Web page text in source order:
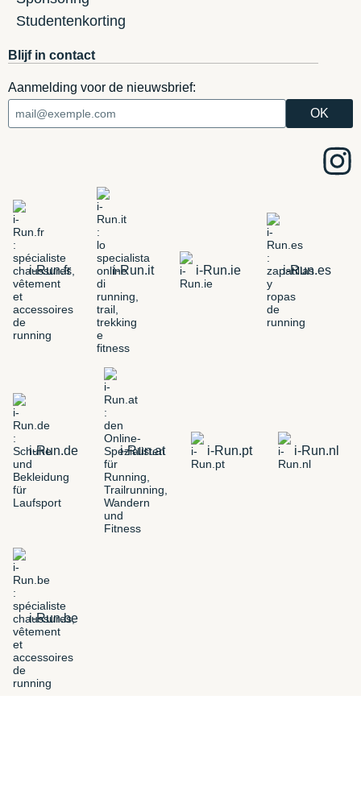
Studentenkorting
Blijf in contact
Aanmelding voor de nieuwsbrief:
i-Run.fr i-Run.it i-Run.ie i-Run.es
i-Run.de i-Run.at i-Run.pt i-Run.nl
i-Run.be